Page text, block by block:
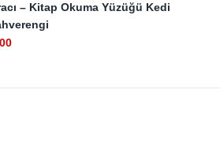
– Kitap Okuma Yüzüğü Kedi